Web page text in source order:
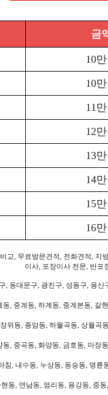
금
10
10
11
12
13
14
15
16
교, 무료방문견적, 전화견적,
이사, 포장이사 전문, 반포
, 동대문구, 광진구, 성동구, 용
, 중계동, 하계동, 중계본동,
위동, 종암동, 하월곡동, 상월
, 중곡동, 화양동, 금호동, 마
, 내수동, 누상동, 동숭동, 명
동, 연남동, 염리동, 용강동, 중